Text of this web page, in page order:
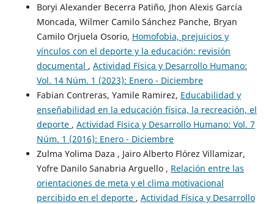
Boryi Alexander Becerra Patiño, Jhon Alexis García
Moncada, Wilmer Camilo Sánchez Panche, Bryan
Camilo Orjuela Osorio, Homofobia, prejuicios y
vínculos con el deporte y la educación: revisión
documental , Actividad Física y Desarrollo Humano:
Vol. 14 Núm. 1 (2023): Enero - Diciembre
Fabian Contreras, Yamile Ramirez, Educabilidad y
enseñabilidad en la educación física, la recreación, el
deporte , Actividad Física y Desarrollo Humano: Vol. 7
Núm. 1 (2016): Enero - Diciembre
Zulma Yolima Daza , Jairo Alberto Flórez Villamizar,
Yofre Danilo Sanabria Arguello , Relación entre las
orientaciones de meta y el clima motivacional
percibido en el deporte , Actividad Física y Desarrollo